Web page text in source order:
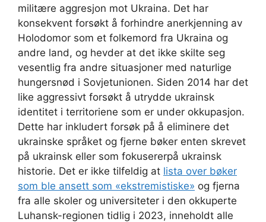
militære aggresjon mot Ukraina. Det har
konsekvent forsøkt å forhindre anerkjenning av
Holodomor som et folkemord fra Ukraina og
andre land, og hevder at det ikke skilte seg
vesentlig fra andre situasjoner med naturlige
hungersnød i Sovjetunionen. Siden 2014 har det
like aggressivt forsøkt å utrydde ukrainsk
identitet i territoriene som er under okkupasjon.
Dette har inkludert forsøk på å eliminere det
ukrainske språket og fjerne bøker enten skrevet
på ukrainsk eller som fokusererpå ukrainsk
historie. Det er ikke tilfeldig at lista over bøker
som ble ansett som «ekstremistiske» og fjerna
fra alle skoler og universiteter i den okkuperte
Luhansk-regionen tidlig i 2023, inneholdt alle